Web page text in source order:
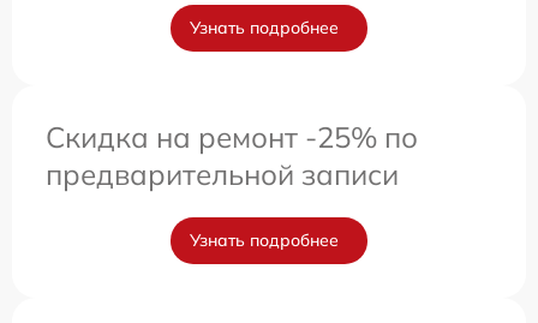
Узнать подробнее
Скидка на ремонт -25% по
предварительной записи
Узнать подробнее